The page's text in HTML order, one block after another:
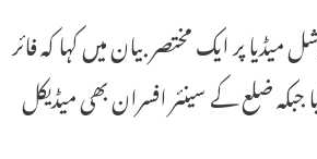
پر ایک مختصر بیان میں کہا کہ فائر
گیا جبکہ ضلع کے سینئر افسران بھی میڈیکل